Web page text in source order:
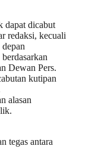
dapat dicabut
redaksi, kecuali
Dewan Pers.
kutipan
alasan
tegas antara